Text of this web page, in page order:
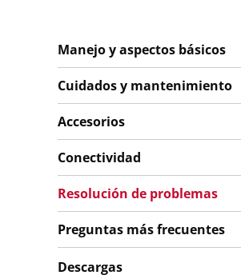
Manejo y aspectos básicos
Cuidados y mantenimiento
Accesorios
Conectividad
Resolución de problemas
Preguntas más frecuentes
Descargas